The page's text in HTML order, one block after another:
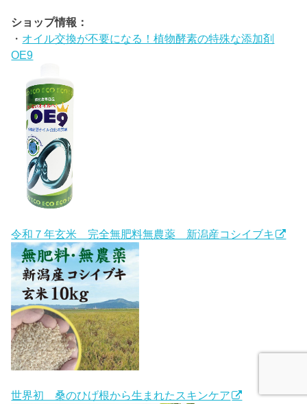
ショップ情報：
・ オイル交換が不要になる！植物酵素の特殊な添加剤
OE9
令和７年玄米 完全無肥料無農薬 新潟産コシイブキ
世界初 桑のひげ根から生まれたスキンケア